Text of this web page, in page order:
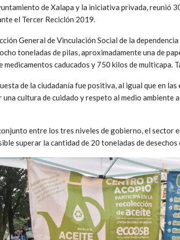
de Xalapa y la iniciativa privada, reunió
el Tercer Reciclón 2019.
General de Vinculación Social de la
toneladas de pilas, aproximadamente una de
medicamentos caducados y 750 kilos de multicapa.
de la ciudadanía fue positiva, al igual que en
cultura de cuidado y respeto al medio ambiente
entre los tres niveles de gobierno, el sector
superar la cantidad de 20 toneladas de desechos